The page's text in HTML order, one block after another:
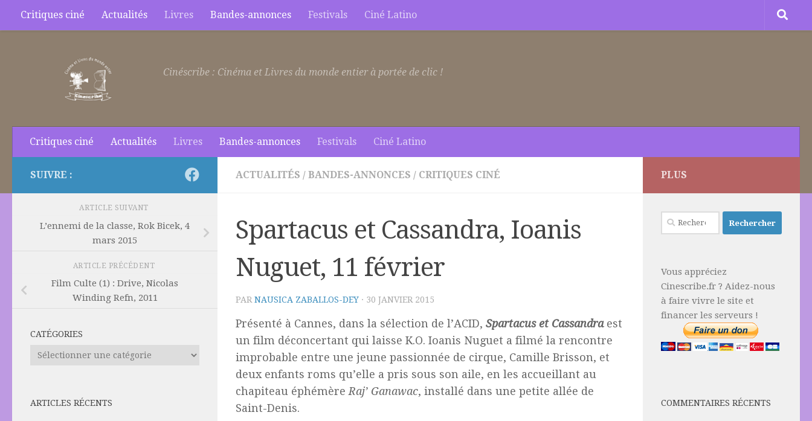
Skip to content
Critiques ciné Actualités Livres Bandes-annonces Festivals Ciné Latino
Cinéscribe : Cinéma et Livres du monde entier à portée de clic !
Critiques ciné Actualités Livres Bandes-annonces Festivals Ciné Latino
ACTUALITÉS / BANDES-ANNONCES / CRITIQUES CINÉ
Spartacus et Cassandra, Ioanis
Nuguet, 11 février
PAR NAUSICA ZABALLOS-DEY · 30 JANVIER 2015
Présenté à Cannes, dans la sélection de l’ACID, Spartacus et Cassandraest
un film déconcertant qui laisse K.O. Ioanis Nuguet a filmé la rencontre
improbable entre une jeune passionnée de cirque, Camille Brisson, et
deux enfants roms qu’elle a pris sous son aile, en les accueillant au
chapiteau éphémère Raj’ Ganawac, installé dans une petite allée de
Saint-Denis.
SUIVRE :
ARTICLE SUIVANT
L’ennemi de la classe, Rok Bicek, 4
mars 2015
ARTICLE PRÉCÉDENT
Film Culte (1) : Drive, Nicolas
Winding Refn, 2011
CATÉGORIES
Catégories
ARTICLES RÉCENTS
PLUS
Rechercher :
Vous appréciez
Cinescribe.fr ? Aidez-nous
à faire vivre le site et
financer les serveurs !
COMMENTAIRES RÉCENTS